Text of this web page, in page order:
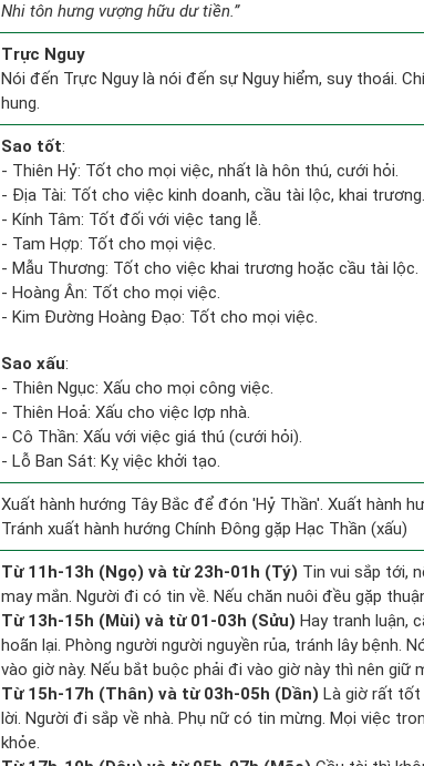
Nhi tôn hưng vượng hữu dư tiền.”
Trực Nguy
Nói đến Trực Nguy là nói đến sự Nguy hiểm, suy thoái.
hung.
Sao tốt:
- Thiên Hỷ: Tốt cho mọi việc, nhất là hôn thú, cưới hỏi.
- Địa Tài: Tốt cho việc kinh doanh, cầu tài lộc, khai trương.
- Kính Tâm: Tốt đối với việc tang lễ.
- Tam Hợp: Tốt cho mọi việc.
- Mẫu Thương: Tốt cho việc khai trương hoặc cầu tài lộc.
- Hoàng Ân: Tốt cho mọi việc.
- Kim Đường Hoàng Đạo: Tốt cho mọi việc.
Sao xấu:
- Thiên Ngục: Xấu cho mọi công việc.
- Thiên Hoả: Xấu cho việc lợp nhà.
- Cô Thần: Xấu với việc giá thú (cưới hỏi).
- Lỗ Ban Sát: Kỵ việc khởi tạo.
Xuất hành hướng Tây Bắc để đón 'Hỷ Thần'. Xuất hành
Tránh xuất hành hướng Chính Đông gặp Hạc Thần (xấu)
Từ 11h-13h (Ngọ) và từ 23h-01h (Tý) Tin vui sắp tới,
may mắn. Người đi có tin về. Nếu chăn nuôi đều gặp
Từ 13h-15h (Mùi) và từ 01-03h (Sửu) Hay tranh luận,
hoãn lại. Phòng người người nguyền rủa, tránh lây bệnh.
vào giờ này. Nếu bắt buộc phải đi vào giờ này thì nên giữ
Từ 15h-17h (Thân) và từ 03h-05h (Dần) Là giờ rất tốt
lời. Người đi sắp về nhà. Phụ nữ có tin mừng. Mọi việc
khỏe.